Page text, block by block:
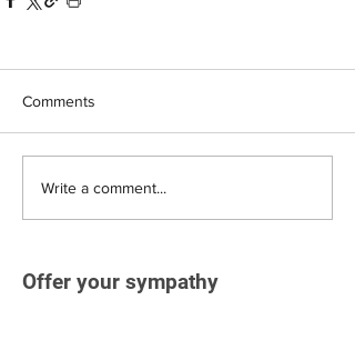
Comments
Write a comment...
Offer your sympathy